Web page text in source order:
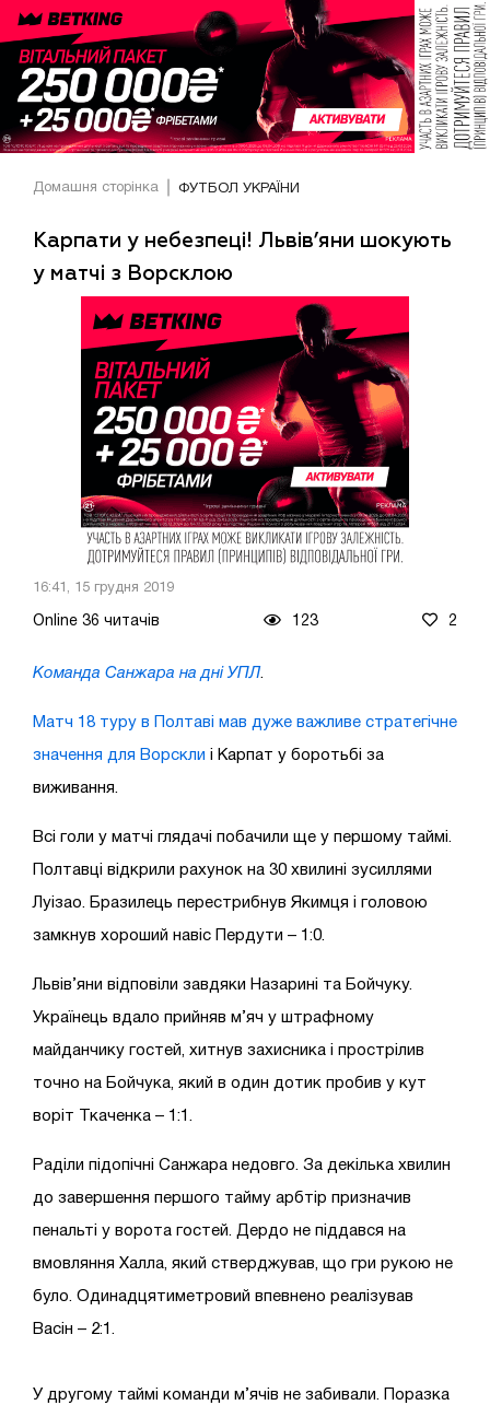
Домашня сторінка ФУТБОЛ УКРАЇНИ
Карпати у небезпеці! Львів’яни шокують
у матчі з Ворсклою
16:41, 15 грудня 2019
Online 36 читачів 123 2
Команда Санжара на дні УПЛ
Матч 18 туру в Полтаві мав дуже важливе стратегічне
значення для Ворскли і Карпат у боротьбі за
виживання.
Всі голи у матчі глядачі побачили ще у першому таймі.
Полтавці відкрили рахунок на 30 хвилині зусиллями
Луізао. Бразилець перестрибнув Якимця і головою
замкнув хороший навіс Пердути – 1:0.
Львів’яни відповіли завдяки Назарині та Бойчуку.
Українець вдало прийняв м’яч у штрафному
майданчику гостей, хитнув захисника і прострілив
точно на Бойчука, який в один дотик пробив у кут
воріт Ткаченка – 1:1.
Раділи підопічні Санжара недовго. За декілька хвилин
до завершення першого тайму арбтір призначив
пенальті у ворота гостей. Дердо не піддався на
вмовляння Халла, який стверджував, що гри рукою не
було. Одинадцятиметровий впевнено реалізував
Васін – 2:1.
У другому таймі команди м’ячів не забивали. Поразка